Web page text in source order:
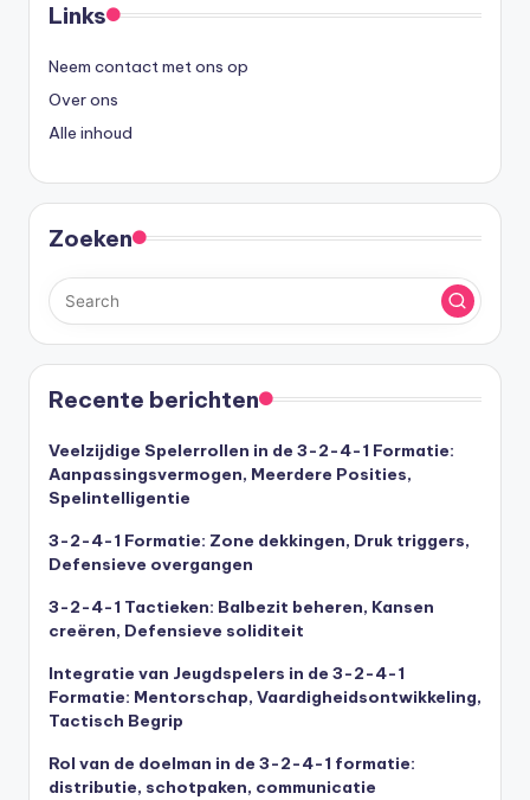
Links
Neem contact met ons op
Over ons
Alle inhoud
Zoeken
Recente berichten
Veelzijdige Spelerrollen in de 3-2-4-1 Formatie:
Aanpassingsvermogen, Meerdere Posities,
Spelintelligentie
3-2-4-1 Formatie: Zone dekkingen, Druk triggers,
Defensieve overgangen
3-2-4-1 Tactieken: Balbezit beheren, Kansen
creëren, Defensieve soliditeit
Integratie van Jeugdspelers in de 3-2-4-1
Formatie: Mentorschap, Vaardigheidsontwikkeling,
Tactisch Begrip
Rol van de doelman in de 3-2-4-1 formatie:
distributie, schotpaken, communicatie